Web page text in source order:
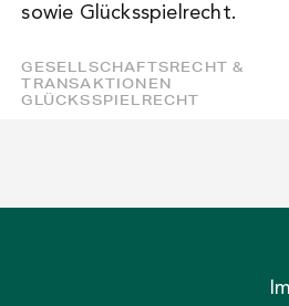
sowie Glücksspielrecht.
GESELLSCHAFTSRECHT &
TRANSAKTIONEN
GLÜCKSSPIELRECHT